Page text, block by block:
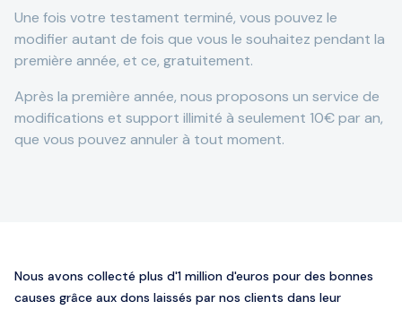
Une fois votre testament terminé, vous pouvez le
modifier autant de fois que vous le souhaitez pendant la
première année, et ce, gratuitement.
Après la première année, nous proposons un service de
modifications et support illimité à seulement 10€ par an,
que vous pouvez annuler à tout moment.
Nous avons collecté plus d'1 million d'euros pour des bonnes
causes grâce aux dons laissés par nos clients dans leur